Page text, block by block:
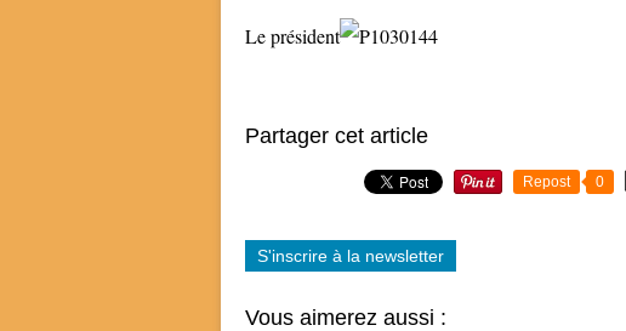
Le président
Partager cet article
Repost 0
S'inscrire à la newsletter
Vous aimerez aussi :